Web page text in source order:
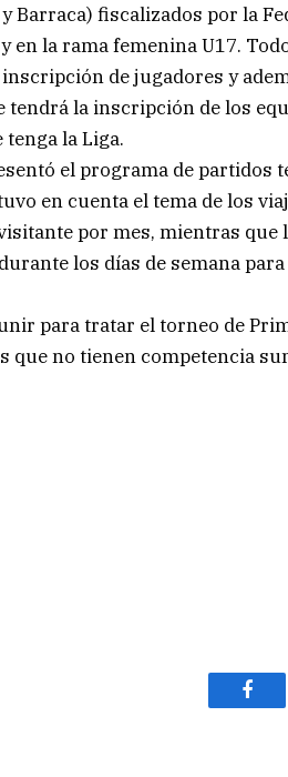
Barraca) fiscalizados por la
en la rama femenina U17.
de jugadores y
tendrá la inscripción de los
la Liga.
el programa de partidos
en cuenta el tema de los
por mes, mientras
los días de semana
para tratar el torneo de
que no tienen competencia